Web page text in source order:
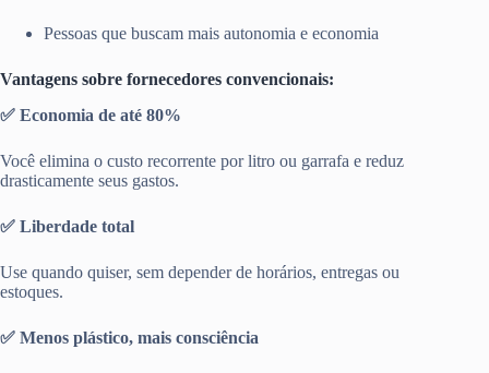
Pessoas que buscam mais autonomia e economia
Vantagens sobre fornecedores convencionais:
✅ Economia de até 80%
Você elimina o custo recorrente por litro ou garrafa e reduz
drasticamente seus gastos.
✅ Liberdade total
Use quando quiser, sem depender de horários, entregas ou
estoques.
✅ Menos plástico, mais consciência